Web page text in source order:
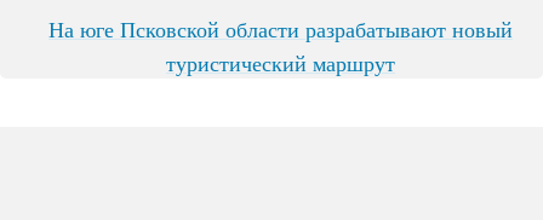
На юге Псковской области разрабатывают новый
туристический маршрут